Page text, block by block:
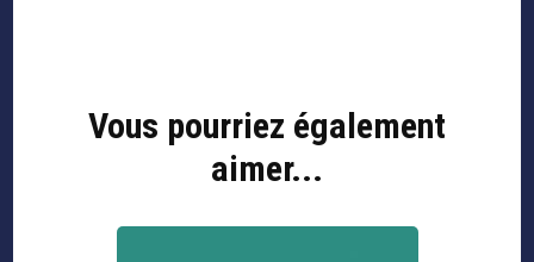
Navigation
Vous pourriez également
aimer...